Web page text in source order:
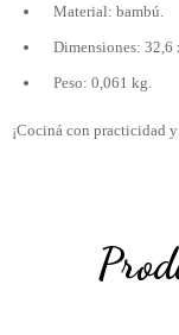
Material: bambú.
Dimensiones: 32,6
Peso: 0,061 kg.
¡Cociná con practicidad